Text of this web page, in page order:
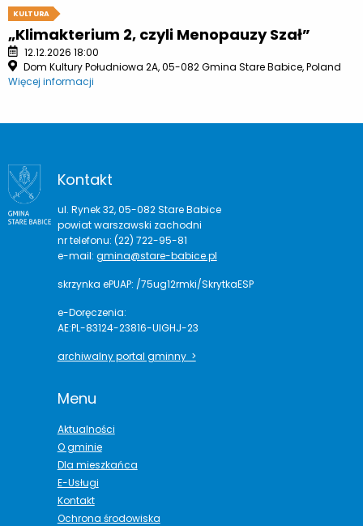
KULTURA
„Klimakterium 2, czyli Menopauzy Szał”
12.12.2026 18:00
Dom Kultury Południowa 2A, 05-082 Gmina Stare Babice, Poland
Więcej informacji
Kontakt
ul. Rynek 32, 05-082 Stare Babice
powiat warszawski zachodni
nr telefonu: (22) 722-95-81
e-mail: gmina@stare-babice.pl
skrzynka ePUAP: /75ug12rmki/SkrytkaESP
e-Doręczenia:
AE:PL-83124-23816-UIGHJ-23
archiwalny portal gminny >
Menu
Aktualności
O gminie
Dla mieszkańca
E-Usługi
Kontakt
Ochrona środowiska